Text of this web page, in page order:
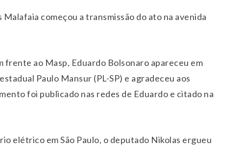
começou a transmissão do ato na avenida
frente ao Masp, Eduardo Bolsonaro apareceu em
Paulo Mansur (PL-SP) e agradeceu aos
foi publicado nas redes de Eduardo e citado na
elétrico em São Paulo, o deputado Nikolas ergueu